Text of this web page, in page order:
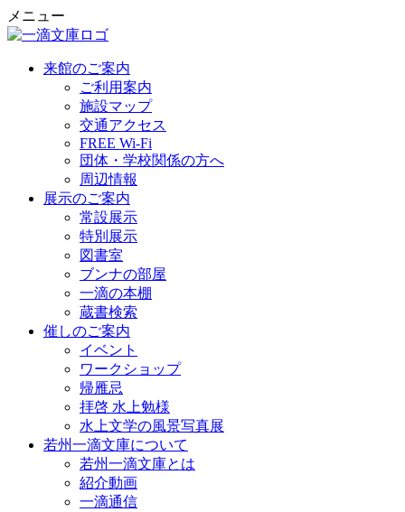
メニュー
来館のご案内
ご利用案内
施設マップ
交通アクセス
FREE Wi-Fi
団体・学校関係の方へ
周辺情報
展示のご案内
常設展示
特別展示
図書室
ブンナの部屋
一滴の本棚
蔵書検索
催しのご案内
イベント
ワークショップ
帰雁忌
拝啓 水上勉様
水上文学の風景写真展
若州一滴文庫について
若州一滴文庫とは
紹介動画
一滴通信